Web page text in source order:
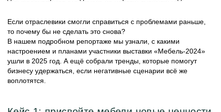
Если отраслевики смогли справиться с проблемами раньше,
то почему бы не сделать это снова?
В нашем подробном репортаже мы узнали, с какими
настроением и планами участники выставки «Мебель-2024»
ушли в 2025 год. А ещё собрали тренды, которые помогут
бизнесу удержаться, если негативные сценарии всё же
воплотятся.